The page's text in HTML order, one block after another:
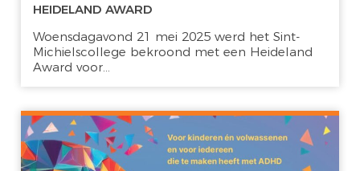
HEIDELAND AWARD
Woensdagavond 21 mei 2025 werd het Sint-
Michielscollege bekroond met een Heideland
Award voor...